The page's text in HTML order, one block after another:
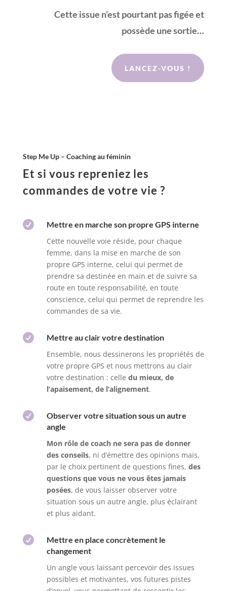
Cette issue n’est pourtant pas figée et
possède une sortie…
LANCEZ-VOUS !
Step Me Up – Coaching au féminin
Et si vous repreniez les
commandes de votre vie ?

Mettre en marche son propre GPS interne
Cette nouvelle voie réside, pour chaque
femme, dans la mise en marche de son
propre GPS interne, celui qui permet de
prendre sa destinée en main et de suivre sa
route en toute responsabilité, en toute
conscience, celui qui permet de reprendre les
commandes de sa vie.

Mettre au clair votre destination
Ensemble, nous dessinerons les propriétés de
votre propre GPS et nous mettrons au clair
votre destination : celle du mieux, de
l’apaisement, de l’alignement.

Observer votre situation sous un autre
angle
Mon rôle de coach ne sera pas de donner
des conseils, ni d’émettre des opinions mais,
par le choix pertinent de questions fines, des
questions que vous ne vous êtes jamais
posées, de vous laisser observer votre
situation sous un autre angle, plus éclairant
et plus aidant.

Mettre en place concrètement le
changement
Un angle vous laissant percevoir des issues
possibles et motivantes, vos futures pistes